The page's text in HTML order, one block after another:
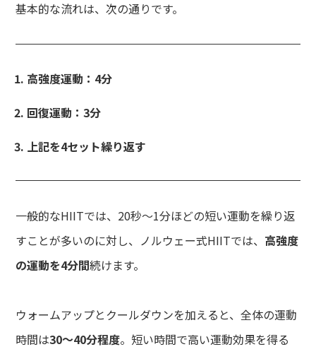
基本的な流れは、次の通りです。
高強度運動：4分
回復運動：3分
上記を4セット繰り返す
一般的なHIITでは、20秒〜1分ほどの短い運動を繰り返
すことが多いのに対し、ノルウェー式HIITでは、 高強度
の運動を4分間続けます。
ウォームアップとクールダウンを加えると、全体の運動
時間は30〜40分程度。短い時間で高い運動効果を得る